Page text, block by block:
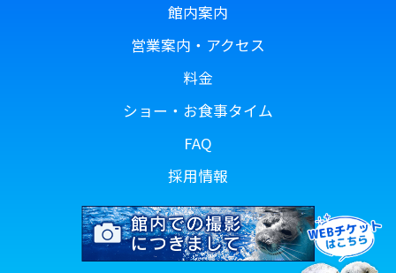
館内案内
営業案内・アクセス
料金
ショー・お食事タイム
FAQ
採用情報